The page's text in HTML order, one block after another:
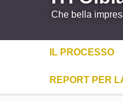
Che bella
IL PROCESSO
REPORT PER